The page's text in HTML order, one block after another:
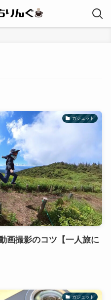
ガジェット
画撮影のコツ【一人旅に
ガジェット